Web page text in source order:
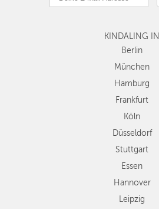
Hamburg
Köln
Düsseldorf
Stuttgart
Nürnberg
Andere
Regionen
KINDALING IN
Berlin
München
Hamburg
Frankfurt
Köln
Düsseldorf
Stuttgart
Essen
Hannover
Leipzig